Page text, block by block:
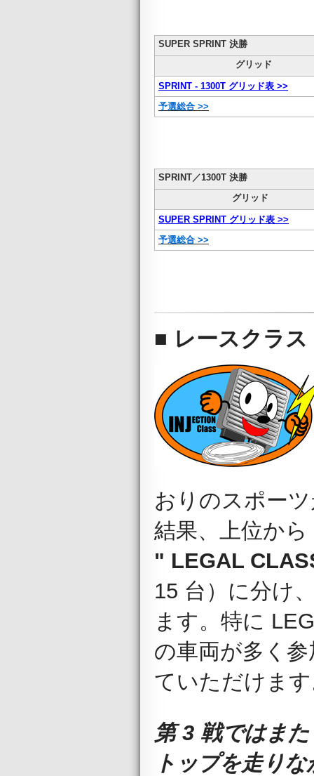
SUPER SPRINT 決勝
グリッド
SPRINT - 1300T グリッド表 >>
予選総合 >>
SPRINT／1300T 決勝
グリッド
SUPER SPRINT グリッド表 >>
予選総合 >>
■ レースクラ
おりのスポー
結果、上位から
" LEGAL
15 台）に分け
ます。特に
の車両が多く
ていただけま
第 3 戦ではま
トップを走り